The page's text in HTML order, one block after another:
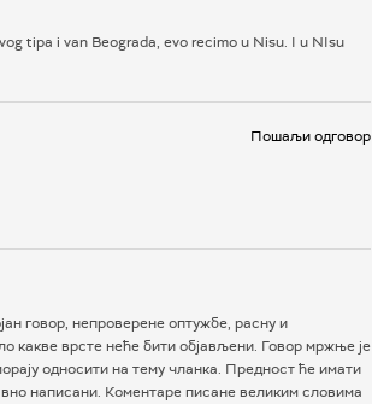
tipa i van Beograda, evo recimo u Nisu. I u NIsu
Пошаљи одговор
говор, непроверене оптужбе, расну и
какве врсте неће бити објављени. Говор мржње је
односити на тему чланка. Предност ће имати
написани. Коментаре писане великим словима